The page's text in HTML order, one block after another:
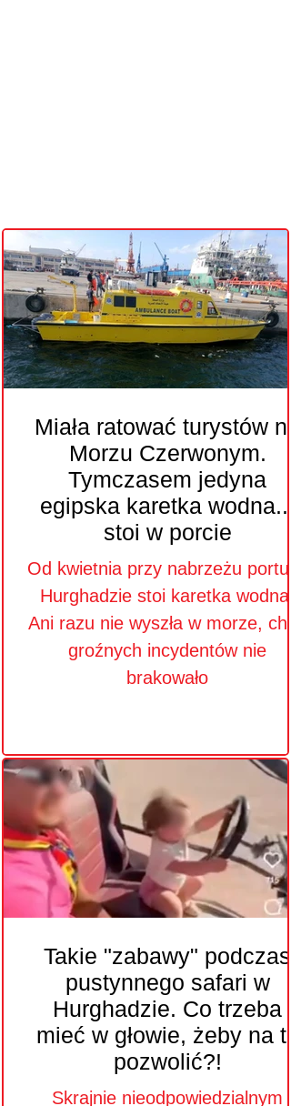
Miała ratować turystów na
Morzu Czerwonym.
Tymczasem jedyna
egipska karetka wodna...
stoi w porcie
Od kwietnia przy nabrzeżu portu
Hurghadzie stoi karetka wodna.
Ani razu nie wyszła w morze,
groźnych incydentów nie
brakowało
Takie "zabawy" podczas
pustynnego safari w
Hurghadzie. Co trzeba
mieć w głowie, żeby na to
pozwolić?!
Skrajnie nieodpowiedzialnym